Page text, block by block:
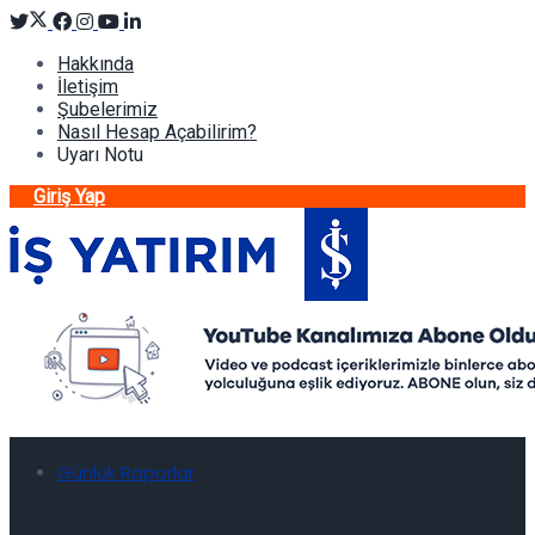
Hakkında
İletişim
Şubelerimiz
Nasıl Hesap Açabilirim?
Uyarı Notu
Giriş Yap
Günlük Raporlar